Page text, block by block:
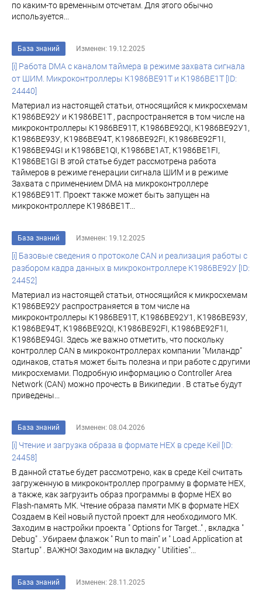
по каким-то временным отсчетам. Для этого обычно
используется...
База знаний Изменен: 19.12.2025
[i] Работа DMA c каналом таймера в режиме захвата сигнала
от ШИМ. Микроконтроллеры К1986ВЕ91Т и К1986ВЕ1Т [ID:
24440]
Материал из настоящей статьи, относящийся к микросхемам
К1986ВЕ92У и К1986ВЕ1Т , распространяется в том числе на
микроконтроллеры К1986ВЕ91Т, К1986ВЕ92QI, К1986ВЕ92У1,
К1986ВЕ93У, К1986ВЕ94Т, К1986ВЕ92FI, К1986ВЕ92F1I,
К1986ВЕ94GI и К1986ВЕ1QI, К1986ВЕ1АТ, К1986ВЕ1FI,
К1986ВЕ1GI В этой статье будет рассмотрена работа
таймеров в режиме генерации сигнала ШИМ и в режиме
Захвата с применением DMA на микроконтроллере
К1986ВЕ91Т. Проект также может быть запущен на
микроконтроллере К1986ВЕ1Т...
База знаний Изменен: 19.12.2025
[i] Базовые сведения о протоколе CAN и реализация работы с
разбором кадра данных в микроконтроллере К1986BE92У [ID:
24452]
Материал из настоящей статьи, относящийся к микросхемам
К1986ВЕ92У распространяется в том числе на
микроконтроллеры К1986ВЕ91Т, К1986ВЕ92У1, К1986ВЕ93У,
К1986ВЕ94Т, К1986ВЕ92QI, К1986ВЕ92FI, К1986ВЕ92F1I,
К1986ВЕ94GI. Здесь же важно отметить, что поскольку
контроллер CAN в микроконтроллерах компании "Миландр"
одинаков, статья может быть полезна и при работе с другими
микросхемами. Подробную информацию о Controller Area
Network (CAN) можно прочесть в Википедии . В статье будут
приведены...
База знаний Изменен: 08.04.2026
[i] Чтение и загрузка образа в формате HEX в среде Keil [ID:
24458]
В данной статье будет рассмотрено, как в среде Keil считать
загруженную в микроконтроллер программу в формате HEX,
а также, как загрузить образ программы в форме HEX во
Flash-память МК. Чтение образа памяти МК в формате HEX
Создаем в Keil новый пустой проект для необходимого МК.
Заходим в настройки проекта " Options for Target.." , вкладка "
Debug" . Убираем флажок " Run to main" и " Load Application at
Startup" . ВАЖНО! Заходим на вкладку " Utilities"...
База знаний Изменен: 28.11.2025